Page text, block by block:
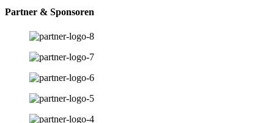
Partner & Sponsoren